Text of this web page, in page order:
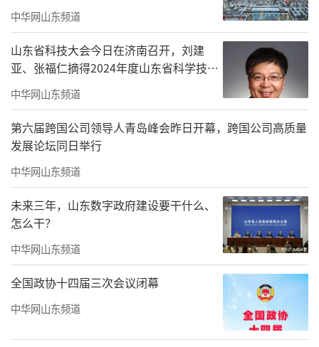
中华网山东频道
山东省科技大会今日在济南召开，刘建
亚、张福仁摘得2024年度山东省科学技术
奖最高奖！
中华网山东频道
第六届跨国公司领导人青岛峰会昨日开幕，跨国公司高质量
发展论坛同日举行
中华网山东频道
未来三年，山东数字政府建设要干什么、
怎么干？
中华网山东频道
全国政协十四届三次会议闭幕
中华网山东频道